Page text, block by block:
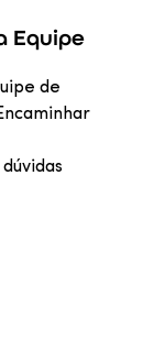
Equipe
de